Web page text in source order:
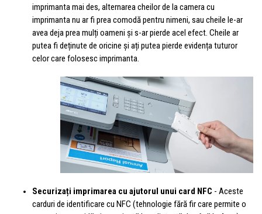
imprimanta mai des, alternarea cheilor de la camera cu
imprimanta nu ar fi prea comodă pentru nimeni, sau cheile le-ar
avea deja prea mulți oameni și s-ar pierde acel efect. Cheile ar
putea fi deținute de oricine și ați putea pierde evidența tuturor
celor care folosesc imprimanta.
Securizați imprimarea cu ajutorul unui card NFC - Aceste
carduri de identificare cu NFC (tehnologie fără fir care permite o